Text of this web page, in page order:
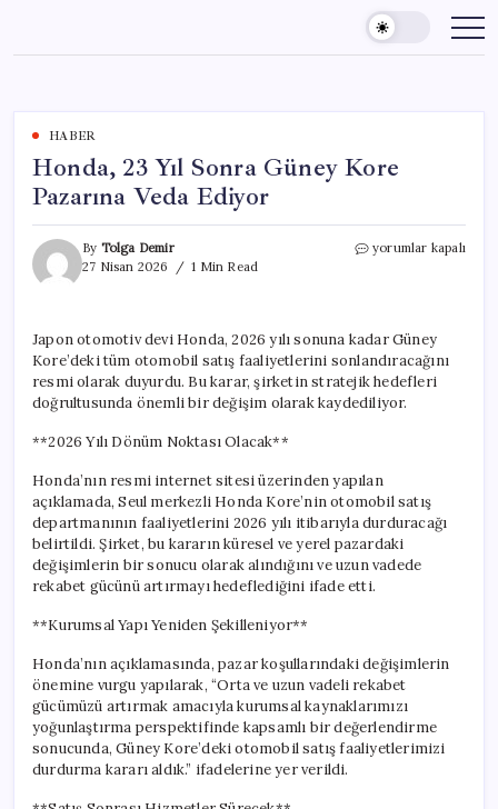
content
HABER
Honda, 23 Yıl Sonra Güney Kore
Pazarına Veda Ediyor
By Tolga Demir
27 Nisan 2026
1 Min Read
Honda,
Kore
Pazarına
Veda
Ediyor
için
yorumlar kapalı
Japon otomotiv devi Honda, 2026 yılı sonuna kadar Güney
Kore’deki tüm otomobil satış faaliyetlerini sonlandıracağını
resmi olarak duyurdu. Bu karar, şirketin stratejik hedefleri
doğrultusunda önemli bir değişim olarak kaydediliyor.
**2026 Yılı Dönüm Noktası Olacak**
Honda’nın resmi internet sitesi üzerinden yapılan
açıklamada, Seul merkezli Honda Kore’nin otomobil satış
departmanının faaliyetlerini 2026 yılı itibarıyla durduracağı
belirtildi. Şirket, bu kararın küresel ve yerel pazardaki
değişimlerin bir sonucu olarak alındığını ve uzun vadede
rekabet gücünü artırmayı hedeflediğini ifade etti.
**Kurumsal Yapı Yeniden Şekilleniyor**
Honda’nın açıklamasında, pazar koşullarındaki değişimlerin
önemine vurgu yapılarak, “Orta ve uzun vadeli rekabet
gücümüzü artırmak amacıyla kurumsal kaynaklarımızı
yoğunlaştırma perspektifinde kapsamlı bir değerlendirme
sonucunda, Güney Kore’deki otomobil satış faaliyetlerimizi
durdurma kararı aldık.” ifadelerine yer verildi.